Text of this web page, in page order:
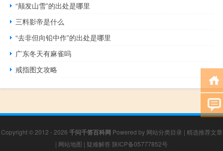
“颠发山雪”的出处是哪里
三料影帝是什么
“去非但向铅中作”的出处是哪里
广东冬天有麻雀吗
戒指图文攻略
Copyright © 2012 - 2026 千问千答百科网 Powered by 网站分类目录 | 精选推荐文章
| 网站地图 | 疑难解答 陕ICP备05777852号